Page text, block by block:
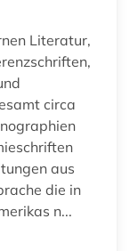
Literatur,
aus
die in
n...